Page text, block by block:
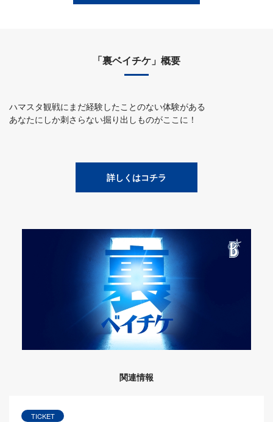
「裏ベイチケ」概要
ハマスタ観戦にまだ経験したことのない体験がある
あなたにしか刺さらない掘り出しものがここに！
詳しくはコチラ
関連情報
TICKET